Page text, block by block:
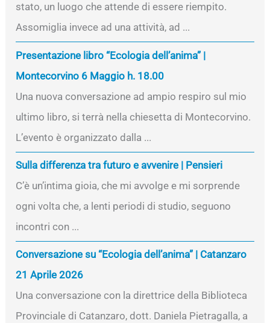
stato, un luogo che attende di essere riempito.
Assomiglia invece ad una attività, ad ...
Presentazione libro “Ecologia dell’anima” |
Montecorvino 6 Maggio h. 18.00
Una nuova conversazione ad ampio respiro sul mio
ultimo libro, si terrà nella chiesetta di Montecorvino.
L’evento è organizzato dalla ...
Sulla differenza tra futuro e avvenire | Pensieri
C’è un’intima gioia, che mi avvolge e mi sorprende
ogni volta che, a lenti periodi di studio, seguono
incontri con ...
Conversazione su “Ecologia dell’anima” | Catanzaro
21 Aprile 2026
Una conversazione con la direttrice della Biblioteca
Provinciale di Catanzaro, dott. Daniela Pietragalla, a